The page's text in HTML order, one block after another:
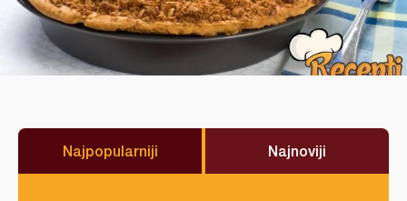
Najpopularniji Najnoviji